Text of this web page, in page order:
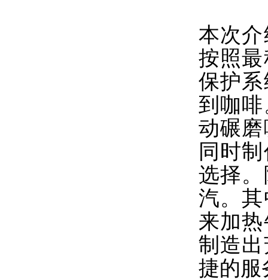
本次
按照
保护
到咖
动碾
同时
选择
汽。
来加
制造
捷的服